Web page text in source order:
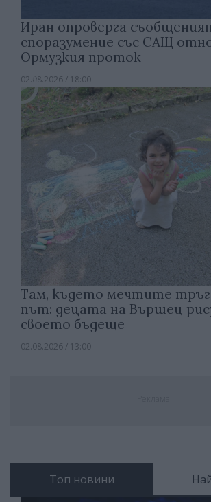
Иран опроверга
споразумение със САЩ
Ормузкия проток
02.08.2026 / 18:00
Там, където мечтите
път: децата на Вършец
своето бъдеще
02.08.2026 / 13:00
Топ новини